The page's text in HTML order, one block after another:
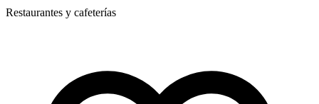
Restaurantes y cafeterías